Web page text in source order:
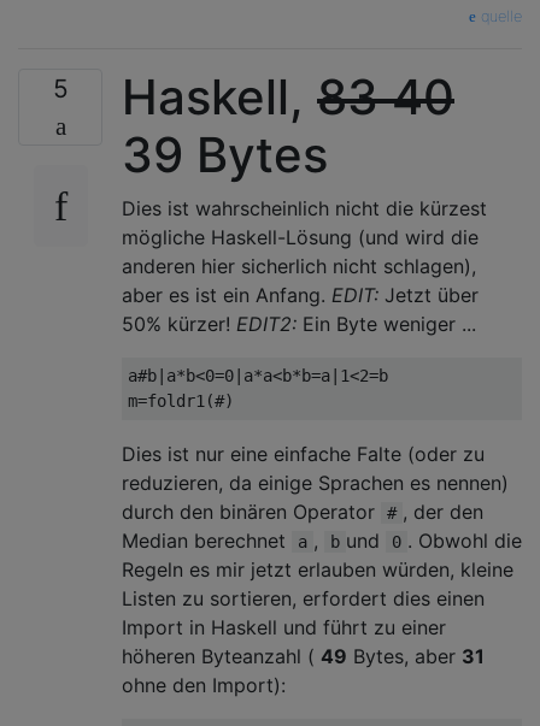
quelle
5 Haskell, 8340
39 Bytes
Dies ist wahrscheinlich nicht die kürzest
mögliche Haskell-Lösung (und wird die
anderen hier sicherlich nicht schlagen),
aber es ist ein Anfang. EDIT: Jetzt über
50% kürzer! EDIT2: Ein Byte weniger ...
a#b|a*b<0=0|a*a<b*b=a|1<2=b
Dies ist nur eine einfache Falte (oder zu
reduzieren, da einige Sprachen es nennen)
durch den binären Operator
# , der den
Median berechnet
a , b und 0 . Obwohl die
Regeln es mir jetzt erlauben würden, kleine
Listen zu sortieren, erfordert dies einen
Import in Haskell und führt zu einer
höheren Byteanzahl ( 49 Bytes, aber 31
ohne den Import):